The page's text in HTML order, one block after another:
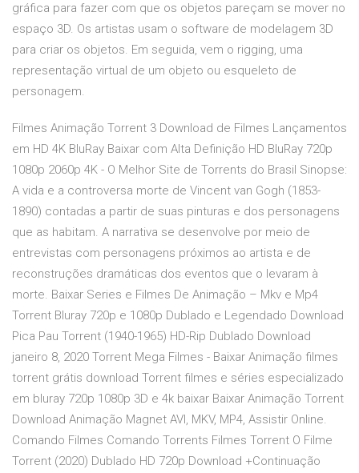
gráfica para fazer com que os objetos pareçam se mover no
espaço 3D. Os artistas usam o software de modelagem 3D
para criar os objetos. Em seguida, vem o rigging, uma
representação virtual de um objeto ou esqueleto de
personagem.
Filmes Animação Torrent 3 Download de Filmes Lançamentos
em HD 4K BluRay Baixar com Alta Definição HD BluRay 720p
1080p 2060p 4K - O Melhor Site de Torrents do Brasil Sinopse:
A vida e a controversa morte de Vincent van Gogh (1853-
1890) contadas a partir de suas pinturas e dos personagens
que as habitam. A narrativa se desenvolve por meio de
entrevistas com personagens próximos ao artista e de
reconstruções dramáticas dos eventos que o levaram à
morte. Baixar Series e Filmes De Animação – Mkv e Mp4
Torrent Bluray 720p e 1080p Dublado e Legendado Download
Pica Pau Torrent (1940-1965) HD-Rip Dublado Download
janeiro 8, 2020 Torrent Mega Filmes - Baixar Animação filmes
torrent grátis download Torrent filmes e séries especializado
em bluray 720p 1080p 3D e 4k baixar Baixar Animação Torrent
Download Animação Magnet AVI, MKV, MP4, Assistir Online.
Comando Filmes Comando Torrents Filmes Torrent O Filme
Torrent (2020) Dublado HD 720p Download +Continuação